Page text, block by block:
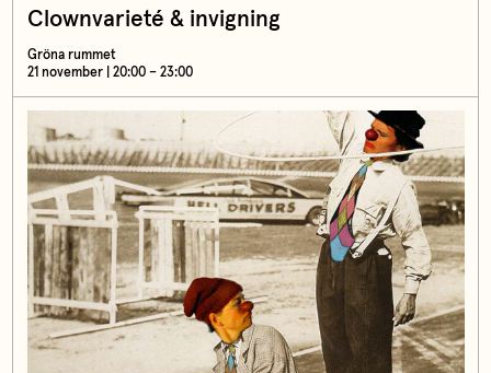
Clownvarieté & invigning
Gröna rummet
21 november | 20:00 – 23:00